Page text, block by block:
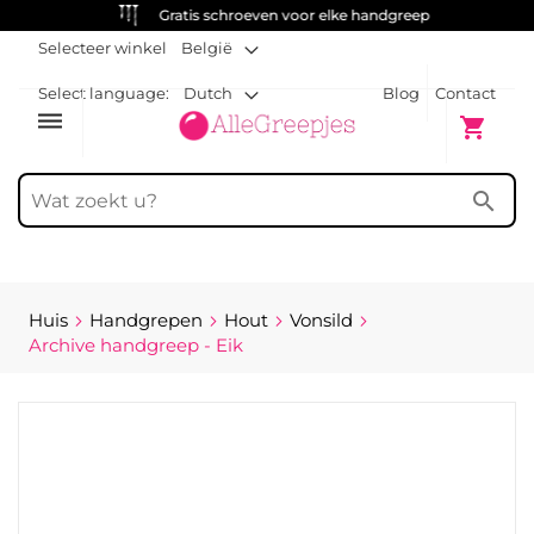
Gratis schroeven voor elke handgreep
Blog Contact
Selecteer winkel België
Select language: Dutch
dehaze shopping_cart
search
Huis Handgrepen Hout
Vonsild
Archive handgreep - Eik